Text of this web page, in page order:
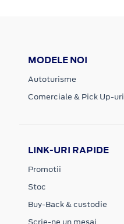
MODELE NOI
Autoturisme
Comerciale & Pick Up-uri
LINK-URI RAPIDE
Promotii
Stoc
Buy-Back & custodie